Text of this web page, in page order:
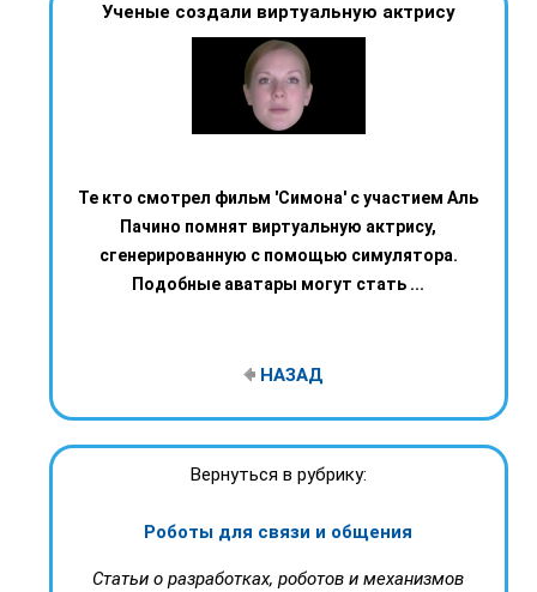
Ученые создали виртуальную актрису
Те кто смотрел фильм 'Симона' с участием Аль
Пачино помнят виртуальную актрису,
сгенерированную с помощью симулятора.
Подобные аватары могут стать ...
НАЗАД
Вернуться в рубрику:
Роботы для связи и общения
Статьи о разработках, роботов и механизмов